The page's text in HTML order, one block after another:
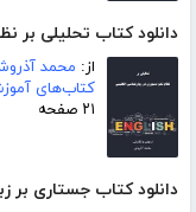
دانلود کتاب تحلیلی بر
از: محمد
کتاب‌های
۲۱ صفحه
دانلود کتاب جستاری بر